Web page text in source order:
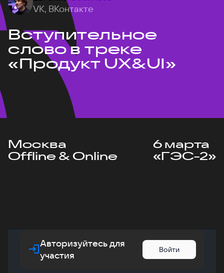
VK, ВКонтакте
Вступительное
слово в треке
«Продукт UX&UI»
Москва
Offline & Online
6 марта
«ГЭС-2»
Авторизуйтесь для
участия
Войти